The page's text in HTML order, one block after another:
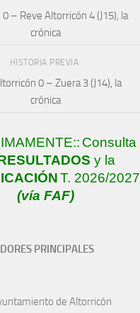
0 – Reve Altorricón 4 (J15), la
crónica
HISTORIA PREVIA
0 – Zuera 3 (J14), la
crónica
Consulta
y la
T. 2026/2027
(vía FAF)
PRINCIPALES